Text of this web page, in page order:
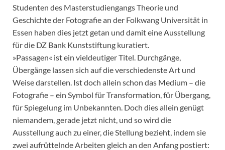
Studenten des Masterstudiengangs Theorie und
Geschichte der Fotografie an der Folkwang Universität in
Essen haben dies jetzt getan und damit eine Ausstellung
für die DZ Bank Kunststiftung kuratiert.
»Passagen« ist ein vieldeutiger Titel. Durchgänge,
Übergänge lassen sich auf die verschiedenste Art und
Weise darstellen. Ist doch allein schon das Medium – die
Fotografie – ein Symbol für Transformation, für Übergang,
für Spiegelung im Unbekannten. Doch dies allein genügt
niemandem, gerade jetzt nicht, und so wird die
Ausstellung auch zu einer, die Stellung bezieht, indem sie
zwei aufrüttelnde Arbeiten gleich an den Anfang postiert: